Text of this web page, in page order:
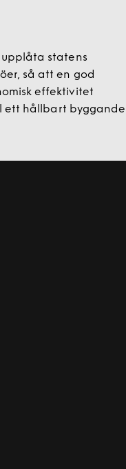
statens
så att en god
effektivitet
ett hållbart byggande